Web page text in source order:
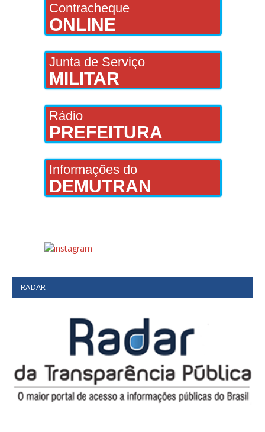
Contracheque
ONLINE
Junta de Serviço
MILITAR
Rádio
PREFEITURA
Informações do
DEMUTRAN
RADAR